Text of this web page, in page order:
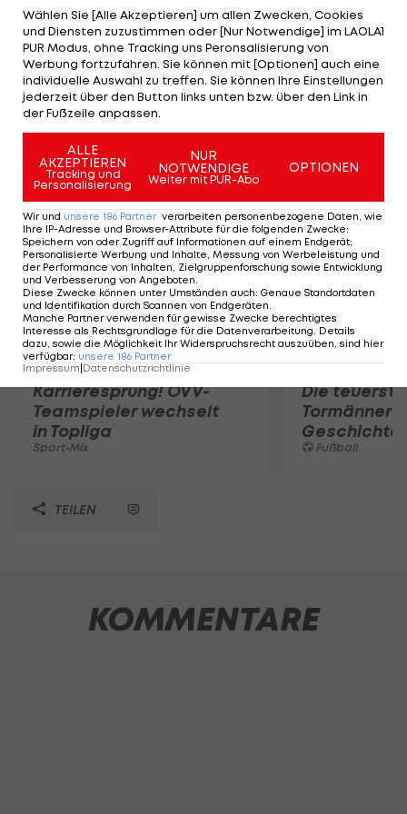
richtig, einen Strich zu ziehen und eine neue
Herausforderung anzunehmen", kommentiert der
23-Jährige seinen Wechsel. Kaiser stand seit 2009
bei den Kraichgauern unter Vertrag und schaffte
in der vergangenen Saison den Sprung zu den
Profis.
Mehr zum Thema
Karrieresprung! ÖVV-
Teamspieler wechselt
in Topliga
Sport-Mix
Die
Tormänner
Geschichte
Fußball
TEILEN
KOMMENTARE
Wählen Sie [Alle Akzeptieren] um allen Zwecken, Cookies
und Diensten zuzustimmen oder [Nur Notwendige] im LAOLA1
PUR Modus, ohne Tracking uns Peronsalisierung von
Werbung fortzufahren. Sie können mit [Optionen] auch eine
individuelle Auswahl zu treffen. Sie können Ihre Einstellungen
jederzeit über den Button links unten bzw. über den Link in
der Fußzeile anpassen.
ALLE
AKZEPTIEREN
Tracking und
Personalisierung
NUR
NOTWENDIGE
Weiter mit PUR-Abo
OPTIONEN
Wir und unsere 186 Partner verarbeiten personenbezogene Daten, wie
Ihre IP-Adresse und Browser-Attribute für die folgenden Zwecke:
Speichern von oder Zugriff auf Informationen auf einem Endgerät;
Personalisierte Werbung und Inhalte, Messung von Werbeleistung und
der Performance von Inhalten, Zielgruppenforschung sowie Entwicklung
und Verbesserung von Angeboten.
Diese Zwecke können unter Umständen auch: Genaue Standortdaten
und Identifikation durch Scannen von Endgeräten.
Manche Partner verwenden für gewisse Zwecke berechtigtes
Interesse als Rechtsgrundlage für die Datenverarbeitung. Details
dazu, sowie die Möglichkeit Ihr Widerspruchsrecht auszuüben, sind hier
verfügbar: unsere 186 Partner
Impressum Datenschutzrichtlinie